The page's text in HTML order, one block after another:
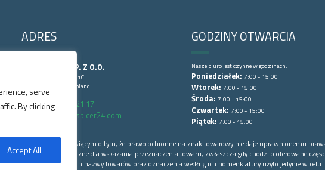
serve
By clicking
Accept All
ADRES
IOW SERVICE SP. Z O.O.
Kochlice, ul. Lubińska 1C
59-222 Milkowice, Poland
Tel:+48 76 852 21 17
E-mail: parts@spicer24.com
GODZINY OTWARCIA
Nasze biuro jest czynne w godzinach:
Poniedziałek: 7:00 - 15:00
Wtorek: 7:00 - 15:00
Środa: 7:00 - 15:00
Czwartek: 7:00 - 15:00
Piątek: 7:00 - 15:00
przemysłowej mówiącym o tym, że prawo ochronne na znak towarowy nie daje uprawnionemu
jeżeli jest to konieczne dla wskazania przeznaczenia towaru, zwłaszcza gdy chodzi o oferowane
producentów, których nazwy towarów oraz oznaczenia według ich nomenklatury użyto jedynie w